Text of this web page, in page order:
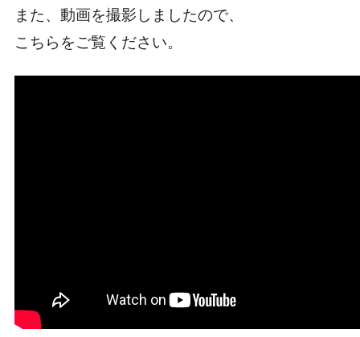
また、動画を撮影しましたので、
こちらをご覧ください。